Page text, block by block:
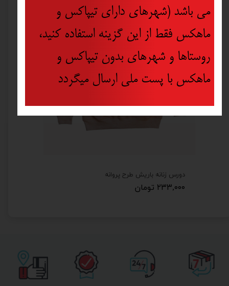
دورس زنانه باریش طرح پروانه
۲۳۳,۰۰۰ تومان
می باشد (شهرهای دارای تیپاکس و
ماهکس فقط از این گزینه استفاده کنید،
روستاها و شهرهای بدون تیپاکس و
ماهکس با پست ملی ارسال میگردد